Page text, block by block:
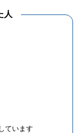
人
ています